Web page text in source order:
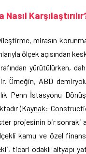
mirasın
ölçek açısından
yürütülürken,
Örneğin, ABD
Penn İstasyonu
(Kaynak:
projesinin bir sonraki
kamu ve özel
ticari odaklı altyapı